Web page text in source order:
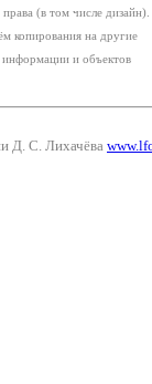
(в том числе дизайн).
копирования на другие
информации и объектов
Д. С. Лихачёва